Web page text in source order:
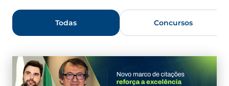
Concursos
Todas